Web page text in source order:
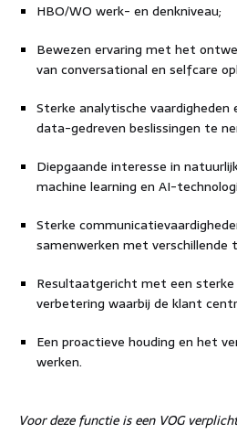
HBO/WO werk- en denkniveau;
Bewezen ervaring met het
van conversational en selfcare
Sterke analytische
data-gedreven beslissingen te
Diepgaande interesse in
machine learning en AI-
Sterke
samenwerken met verschillende
Resultaatgericht met een sterke
verbetering waarbij de klant
Een proactieve houding en het
werken.
Voor deze functie is een VOG